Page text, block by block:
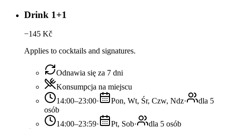
Drink 1+1
−145 Kč
Applies to cocktails and signatures.
Odnawia się za 7 dni
Konsumpcja na miejscu
14:00–23:00· Pon, Wt, Śr, Czw, Ndz·
dla 5
osób
14:00–23:59· Pt, Sob·
dla 5 osób